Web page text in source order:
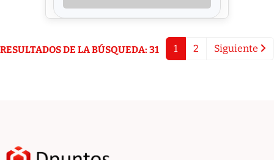
1 2 Siguiente
RESULTADOS DE LA BÚSQUEDA: 31